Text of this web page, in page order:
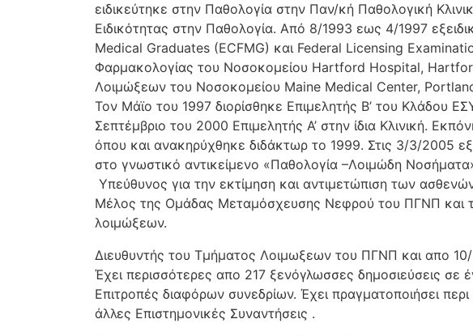
ειδικεύτηκε στην Παθολογία στην Παν/κή Παθολογική
Ειδικότητας στην Παθολογία. Από 8/1993 εως 4/1997
Medical Graduates (ECFMG) και Federal Licensing
Φαρμακολογίας του Νοσοκομείου Hartford Hospital,
Λοιμώξεων του Νοσοκομείου Maine Medical Center,
Τον Μάϊο του 1997 διορίσθηκε Επιμελητής Β’ του Κλάδου
Σεπτέμβριο του 2000 Επιμελητής Α’ στην ίδια Κλινική.
όπου και ανακηρύχθηκε διδάκτωρ το 1999. Στις 3/3/2005
στο γνωστικό αντικείμενο «Παθολογία –Λοιμώδη
Υπεύθυνος για την εκτίμηση και αντιμετώπιση των
Μέλος της Ομάδας Μεταμόσχευσης Νεφρού του ΠΓΝΠ και
λοιμώξεων.
Διευθυντής του Τμήματος Λοιμωξεων του ΠΓΝΠ και απο
Έχει περισσότερες απο 217 ξενόγλωσσες δημοσιεύσεις
Επιτροπές διαφόρων συνεδρίων. Έχει πραγματοποιήσει
άλλες Επιστημονικές Συναντήσεις .